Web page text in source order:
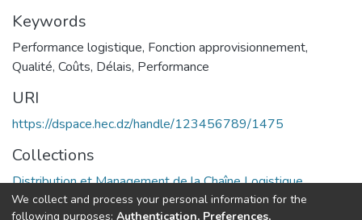
Keywords
Performance logistique, Fonction approvisionnement,
Qualité, Coûts, Délais, Performance
URI
https://dspace.hec.dz/handle/123456789/1475
Collections
Distribution et Management de la Chaîne Logistique
We collect and process your personal information for the
following purposes: Authentication, Preferences,